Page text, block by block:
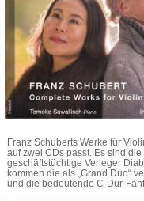
Franz Schuberts Werke für
auf zwei CDs passt. Es sind
geschäftstüchtige Verleger
kommen die als „Grand Duo“
und die bedeutende C-Dur-